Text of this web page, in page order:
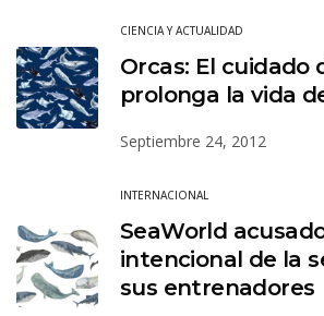
CIENCIA Y ACTUALIDAD
Orcas: El cuidado
prolonga la vida
Septiembre 24, 2012
INTERNACIONAL
SeaWorld
intencional de la
sus entrenadores